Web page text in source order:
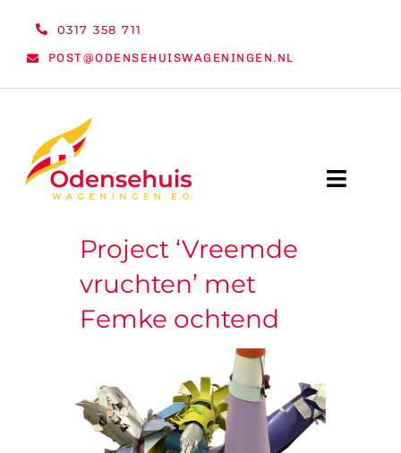
0317 358 711
POST@ODENSEHUISWAGENINGEN.NL
Toggle
WELKOM
ORGANISATIE
VRIJWILLIGERS & STAGIAIRES
Project ‘Vreemde
vruchten’ met
Femke ochtend